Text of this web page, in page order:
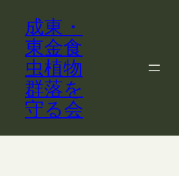
成東・
東金食
虫植物
群落を
守る会